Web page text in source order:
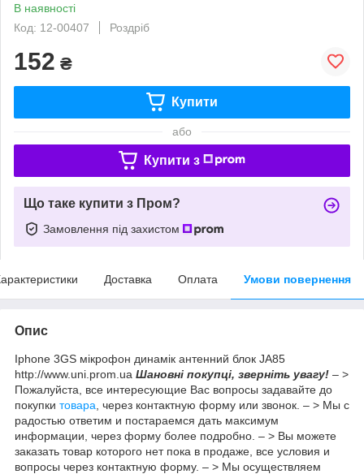
В наявності
Код: 12-00407
Роздріб
152 ₴
Купити
або
Купити з
Що таке купити з Пром?
Замовлення під захистом
Доставка Оплата Умови повернення
Опис
Iphone 3GS мікрофон динамік антенний блок JA85
http://www.uni.prom.ua Шановні покупці, зверніть увагу! – >
Пожалуйста, все интересующие Вас вопросы задавайте до
покупки товара , через контактную форму или звонок. – > Мы с
радостью ответим и постараемся дать максимум
информации, через форму более подробно. – > Вы можете
заказать товар которого нет пока в продаже, все условия и
вопросы через контактную форму. – > Мы осуществляем